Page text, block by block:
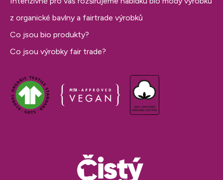
z organické bavlny a fairtrade výrobků
Co jsou bio produkty?
Co jsou výrobky fair trade?